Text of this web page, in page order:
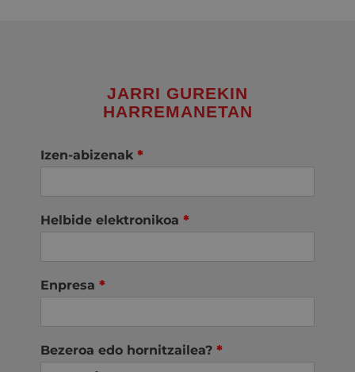
JARRI GUREKIN
HARREMANETAN
Izen-abizenak *
Helbide elektronikoa *
Enpresa *
Bezeroa edo hornitzailea? *